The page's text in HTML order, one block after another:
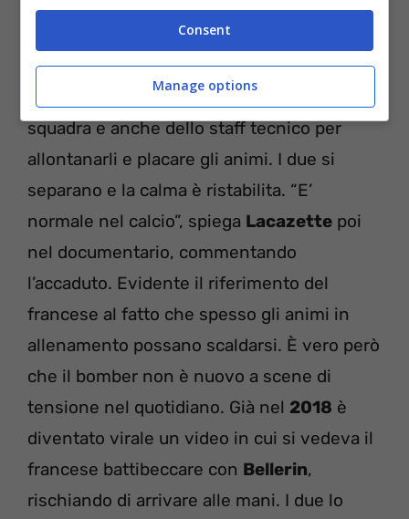
Lacazette, affronta il
compagno a muso duro
Serve l’intervento di praticamente tutta la
squadra e anche dello staff tecnico per
allontanarli e placare gli animi. I due si
separano e la calma è ristabilita. “E’
normale nel calcio”, spiega Lacazette poi
nel documentario, commentando
l’accaduto. Evidente il riferimento del
francese al fatto che spesso gli animi in
allenamento possano scaldarsi. È vero però
che il bomber non è nuovo a scene di
tensione nel quotidiano. Già nel 2018 è
diventato virale un video in cui si vedeva il
francese battibeccare con Bellerin,
rischiando di arrivare alle mani. I due lo
Consent
Manage options